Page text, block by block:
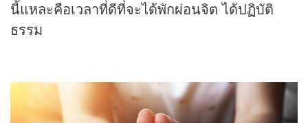
นี้แหละคือเวลาที่ดีที่จะได้พักผ่อนจิต ได้ปฏิบัติ
ธรรม